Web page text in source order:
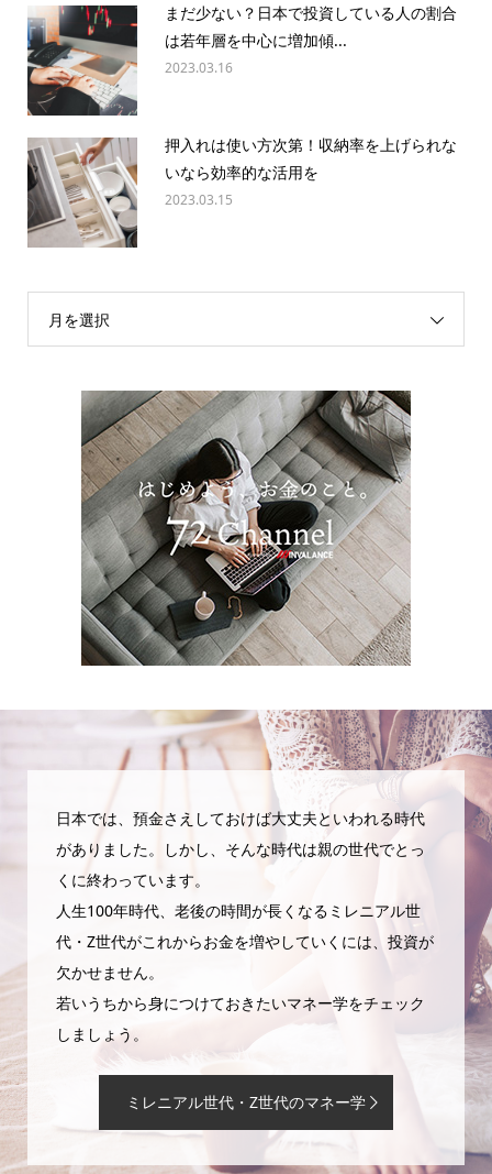
まだ少ない？日本で投資している人の割合
は若年層を中心に増加傾...
2023.03.16
押入れは使い方次第！収納率を上げられな
いなら効率的な活用を
2023.03.15
月を選択
日本では、預金さえしておけば大丈夫といわれる時代
がありました。しかし、そんな時代は親の世代でとっ
くに終わっています。
人生100年時代、老後の時間が長くなるミレニアル世
代・Z世代がこれからお金を増やしていくには、投資が
欠かせません。
若いうちから身につけておきたいマネー学をチェック
しましょう。
ミレニアル世代・Z世代のマネー学